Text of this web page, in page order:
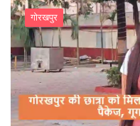
गोरखपुर